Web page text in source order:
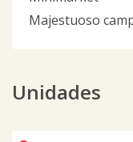
Majestuoso
Unidades